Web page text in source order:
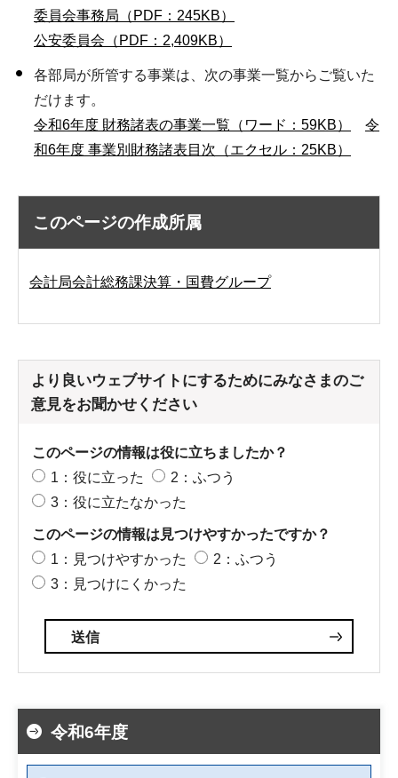
委員会事務局（PDF：245KB）
公安委員会（PDF：2,409KB）
各部局が所管する事業は、次の事業一覧からご覧いた
だけます。
令和6年度 財務諸表の事業一覧（ワード：59KB）
令
和6年度 事業別財務諸表目次（エクセル：25KB）
このページの作成所属
会計局会計総務課決算・国費グループ
より良いウェブサイトにするためにみなさまのご
意見をお聞かせください
このページの情報は役に立ちましたか？
1：役に立った
2：ふつう
3：役に立たなかった
このページの情報は見つけやすかったですか？
1：見つけやすかった
2：ふつう
3：見つけにくかった
令和6年度